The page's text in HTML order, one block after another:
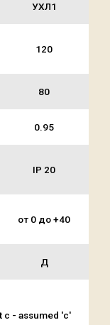
УХЛ1
120
80
0.95
IP 20
от 0 до +40
Д
c - assumed 'c'